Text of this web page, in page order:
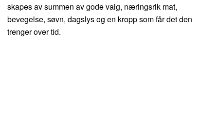
skapes av summen av gode valg, næringsrik mat,
bevegelse, søvn, dagslys og en kropp som får det den
trenger over tid.